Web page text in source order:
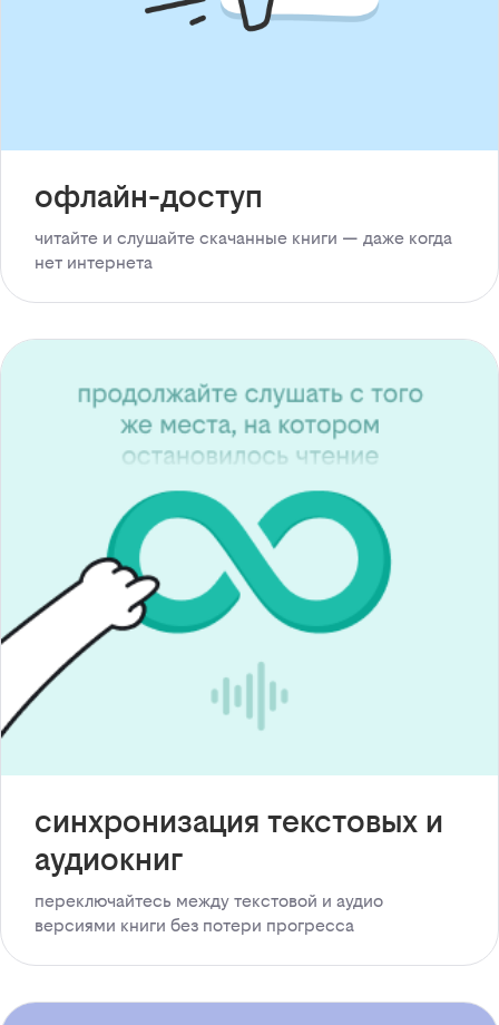
офлайн-доступ
читайте и слушайте скачанные книги — даже когда
нет интернета
синхронизация текстовых и
аудиокниг
переключайтесь между текстовой и аудио
версиями книги без потери прогресса